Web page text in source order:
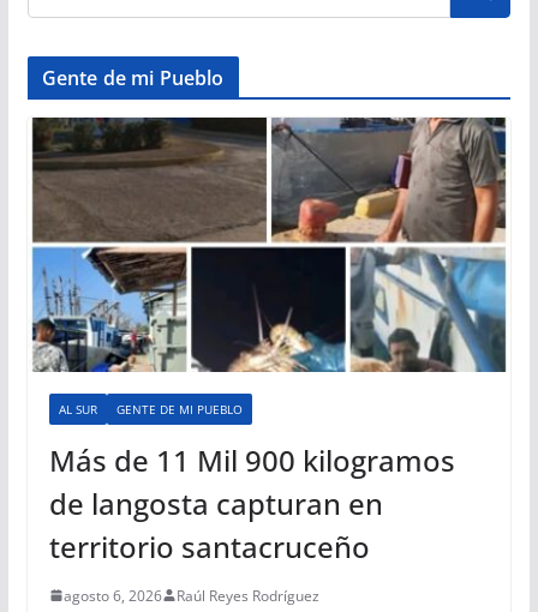
Gente de mi Pueblo
AL SUR GENTE DE MI PUEBLO
Más de 11 Mil 900 kilogramos
de langosta capturan en
territorio santacruceño
agosto 6, 2026 Raúl Reyes Rodríguez